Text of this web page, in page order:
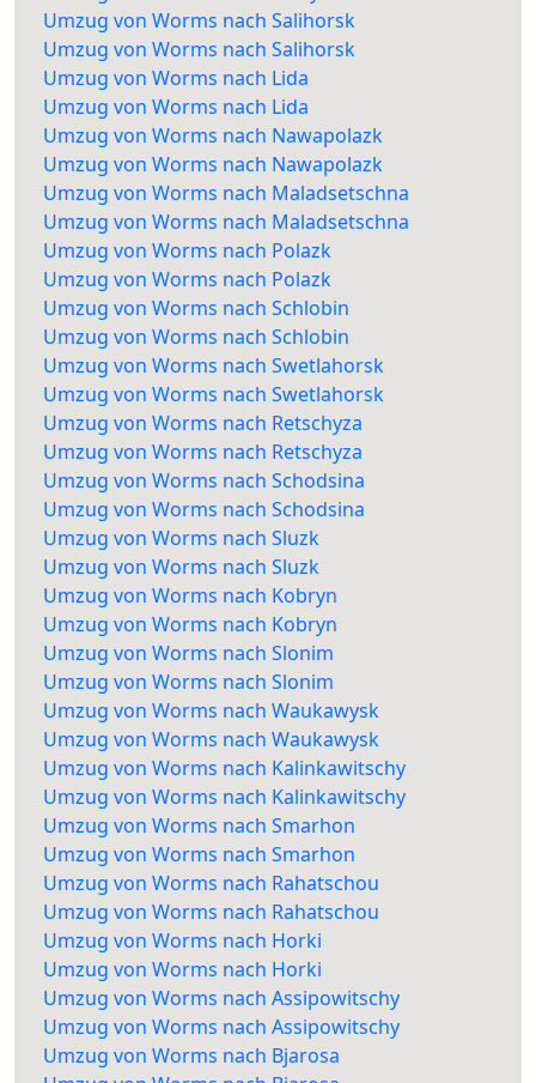
Umzug von Worms nach Salihorsk
Umzug von Worms nach Salihorsk
Umzug von Worms nach Lida
Umzug von Worms nach Lida
Umzug von Worms nach Nawapolazk
Umzug von Worms nach Nawapolazk
Umzug von Worms nach Maladsetschna
Umzug von Worms nach Maladsetschna
Umzug von Worms nach Polazk
Umzug von Worms nach Polazk
Umzug von Worms nach Schlobin
Umzug von Worms nach Schlobin
Umzug von Worms nach Swetlahorsk
Umzug von Worms nach Swetlahorsk
Umzug von Worms nach Retschyza
Umzug von Worms nach Retschyza
Umzug von Worms nach Schodsina
Umzug von Worms nach Schodsina
Umzug von Worms nach Sluzk
Umzug von Worms nach Sluzk
Umzug von Worms nach Kobryn
Umzug von Worms nach Kobryn
Umzug von Worms nach Slonim
Umzug von Worms nach Slonim
Umzug von Worms nach Waukawysk
Umzug von Worms nach Waukawysk
Umzug von Worms nach Kalinkawitschy
Umzug von Worms nach Kalinkawitschy
Umzug von Worms nach Smarhon
Umzug von Worms nach Smarhon
Umzug von Worms nach Rahatschou
Umzug von Worms nach Rahatschou
Umzug von Worms nach Horki
Umzug von Worms nach Horki
Umzug von Worms nach Assipowitschy
Umzug von Worms nach Assipowitschy
Umzug von Worms nach Bjarosa